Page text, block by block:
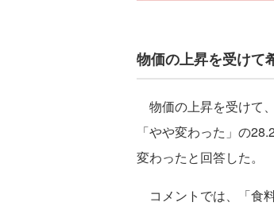
物価の上昇を受けて
物価の上昇を受けて
「やや変わった」の
変わったと回答した。
コメントでは、「食